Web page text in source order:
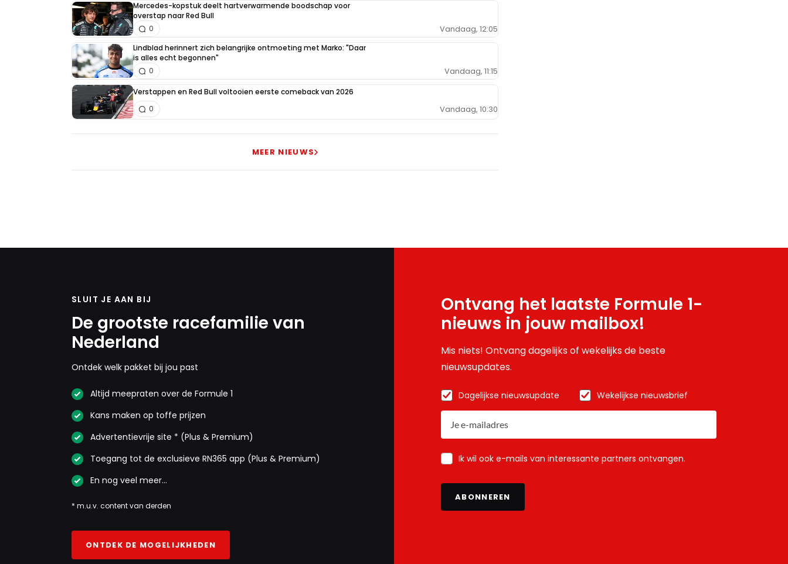
Mercedes-kopstuk deelt hartverwarmende boodschap voor
overstap naar Red Bull
Vandaag, 12:05
0
Lindblad herinnert zich belangrijke ontmoeting met Marko: "Daar
is alles echt begonnen"
Vandaag, 11:15
0
Verstappen en Red Bull voltooien eerste comeback van 2026
Vandaag, 10:30
0
MEER NIEUWS
SLUIT JE AAN BIJ
De grootste racefamilie van
Nederland
Ontdek welk pakket bij jou past
Altijd meepraten over de Formule 1
Kans maken op toffe prijzen
Advertentievrije site * (Plus & Premium)
Toegang tot de exclusieve RN365 app (Plus & Premium)
En nog veel meer…
* m.u.v. content van derden
ONTDEK DE MOGELIJKHEDEN
Ontvang het laatste Formule 1-
nieuws in jouw mailbox!
Mis niets! Ontvang dagelijks of wekelijks de beste
nieuwsupdates.
Dagelijkse nieuwsupdate Wekelijkse nieuwsbrief
Ik wil ook e-mails van interessante partners ontvangen.
ABONNEREN